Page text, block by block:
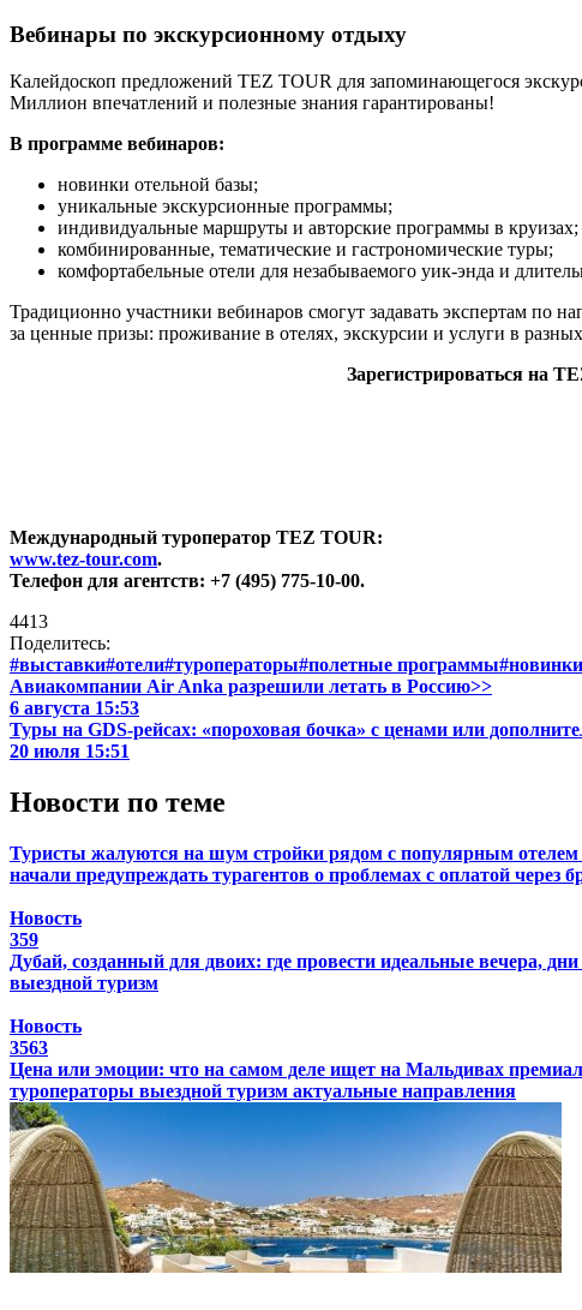
Вебинары по экскурсионному отдыху
Калейдоскоп предложений TEZ TOUR для запоминающегося
Миллион впечатлений и полезные знания гарантированы!
В программе вебинаров:
новинки отельной базы;
уникальные экскурсионные программы;
индивидуальные маршруты и авторские программы в круизах;
комбинированные, тематические и гастрономические туры;
комфортабельные отели для незабываемого уик-энда и
Традиционно участники вебинаров смогут задавать экспертам по
за ценные призы: проживание в отелях, экскурсии и услуги в
Зарегистрироваться на
Международный туроператор TEZ TOUR:
www.tez-tour.com.
Телефон для агентств: +7 (495) 775-10-00.
4413
Поделитесь:
#выставки#отели#туроператоры#полетные программы
Авиакомпании Air Anka разрешили летать в Россию>>
6 августа 15:53
Туры на GDS-рейсах: «пороховая бочка» с ценами или
20 июля 15:51
Новости по теме
Туристы жалуются на шум стройки рядом с популярным отелем
начали предупреждать турагентов о проблемах с оплатой через
Новость
359
Дубай, созданный для двоих: где провести идеальные вечера,
выездной туризм
Новость
3563
Цена или эмоции: что на самом деле ищет на Мальдивах
туроператоры выездной туризм актуальные направления